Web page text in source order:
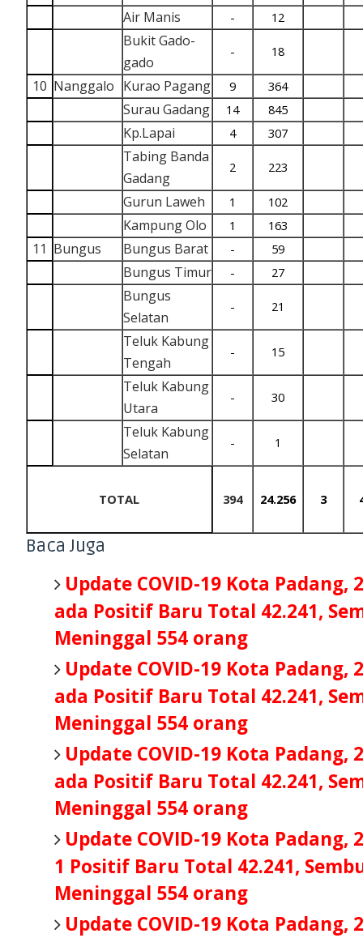
Air Manis
- 12
Bukit Gado-
gado
- 18
10 Nanggalo Kurao Pagang 9 364
Surau Gadang 14 845
Kp.Lapai 4 307
Tabing Banda
Gadang
2 223
Gurun Laweh 1 102
Kampung Olo 1 163
11 Bungus Bungus Barat - 59
Bungus Timur - 27
Bungus
Selatan
- 21
Teluk Kabung
Tengah
- 15
Teluk Kabung
Utara
- 30
Teluk Kabung
Selatan
- 1
TOTAL 394 24.256 3
Baca Juga
Update COVID-19 Kota Padang,
ada Positif Baru Total 42.241,
Meninggal 554 orang
Update COVID-19 Kota Padang,
ada Positif Baru Total 42.241,
Meninggal 554 orang
Update COVID-19 Kota Padang,
ada Positif Baru Total 42.241,
Meninggal 554 orang
Update COVID-19 Kota Padang,
1 Positif Baru Total 42.241,
Meninggal 554 orang
Update COVID-19 Kota Padang,